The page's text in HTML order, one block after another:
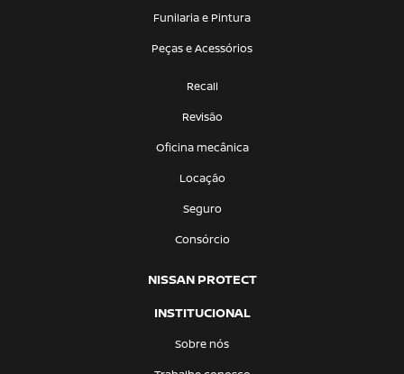
Funilaria e Pintura
Peças e Acessórios
Recall
Revisão
Oficina mecânica
Locação
Seguro
Consórcio
NISSAN PROTECT
INSTITUCIONAL
Sobre nós